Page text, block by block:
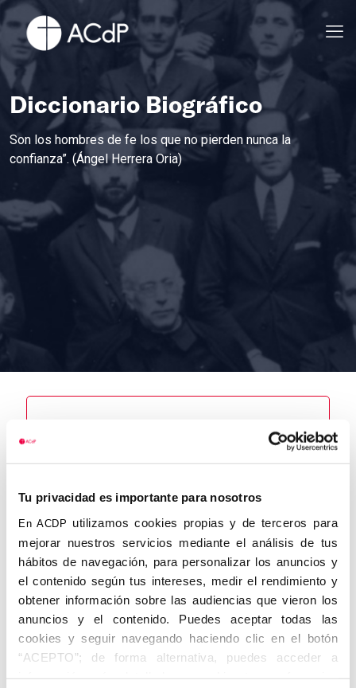
Tu privacidad es importante para nosotros
En ACDP utilizamos cookies propias y de terceros para
mejorar nuestros servicios mediante el análisis de tus
hábitos de navegación, para personalizar los anuncios y
el contenido según tus intereses, medir el rendimiento y
obtener información sobre las audiencias que vieron los
anuncios y el contenido. Puedes aceptar todas las
cookies y seguir navegando haciendo clic en el botón
“ACEPTO”; de forma alternativa, puedes acceder a
información más detallada y cambiar tus preferencias
Diccionario Biográfico
Son los hombres de fe los que no pierden nunca la
confianza”. (Ángel Herrera Oria)
Tomás,
Antonio
Autor
Centro de
adscripción
Pamplona
Fecha de
nacimiento
13/06/1923
Lugar de
nacimiento
Fecha de
defunción
26/02/2018
Lugar de
defunción